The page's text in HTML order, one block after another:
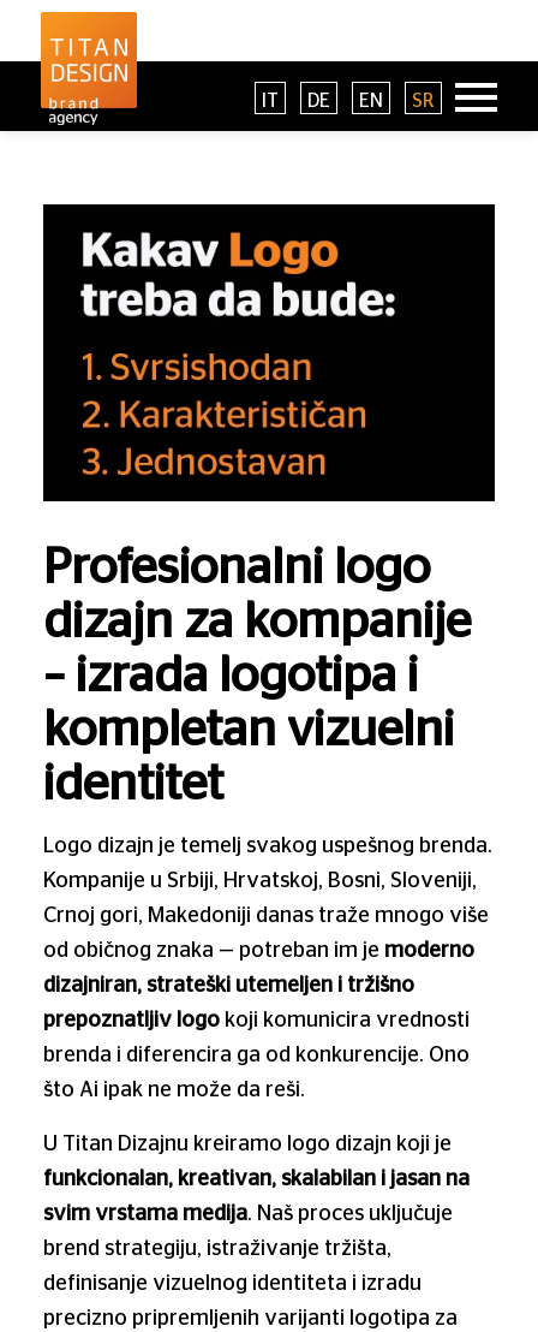
IT DE EN SR
Profesionalni logo
dizajn za kompanije
– izrada logotipa i
kompletan vizuelni
identitet
Logo dizajn je temelj svakog uspešnog brenda.
Kompanije u Srbiji, Hrvatskoj, Bosni, Sloveniji,
Crnoj gori, Makedoniji danas traže mnogo više
od običnog znaka — potreban im je moderno
dizajniran, strateški utemeljen i tržišno
prepoznatljiv logokoji komunicira vrednosti
brenda i diferencira ga od konkurencije. Ono
što Ai ipak ne može da reši.
U Titan Dizajnu kreiramo logo dizajn koji je
funkcionalan, kreativan, skalabilan i jasan na
svim vrstama medija. Naš proces uključuje
brend strategiju, istraživanje tržišta,
definisanje vizuelnog identiteta i izradu
precizno pripremljenih varijanti logotipa za